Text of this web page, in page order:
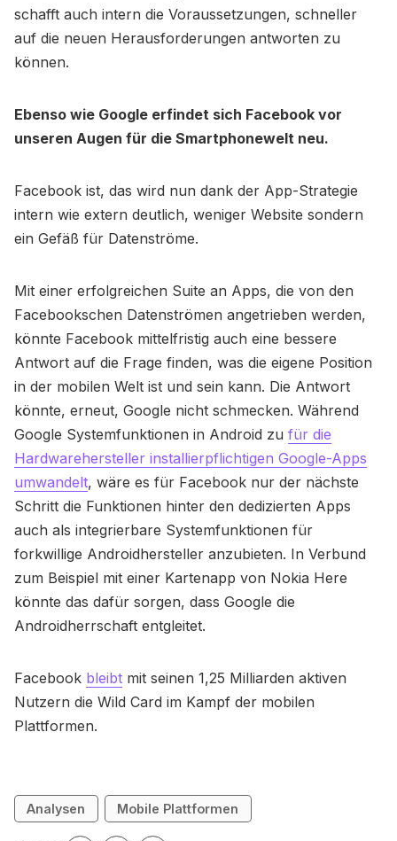
schafft auch intern die Voraussetzungen, schneller
auf die neuen Herausforderungen antworten zu
können.
Ebenso wie Google erfindet sich Facebook vor
unseren Augen für die Smartphonewelt neu.
Facebook ist, das wird nun dank der App-Strategie
intern wie extern deutlich, weniger Website sondern
ein Gefäß für Datenströme.
Mit einer erfolgreichen Suite an Apps, die von den
Facebookschen Datenströmen angetrieben werden,
könnte Facebook mittelfristig auch eine bessere
Antwort auf die Frage finden, was die eigene Position
in der mobilen Welt ist und sein kann. Die Antwort
könnte, erneut, Google nicht schmecken. Während
Google Systemfunktionen in Android zu für die
Hardwarehersteller installierpflichtigen Google-Apps
umwandelt, wäre es für Facebook nur der nächste
Schritt die Funktionen hinter den dedizierten Apps
auch als integrierbare Systemfunktionen für
forkwillige Androidhersteller anzubieten. In Verbund
zum Beispiel mit einer Kartenapp von Nokia Here
könnte das dafür sorgen, dass Google die
Androidherrschaft entgleitet.
Facebook bleibt mit seinen 1,25 Milliarden aktiven
Nutzern die Wild Card im Kampf der mobilen
Plattformen.
Analysen Mobile Plattformen